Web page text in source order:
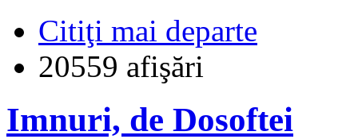
Citiţi mai departe
20559 afişări
Imnuri, de Dosoftei